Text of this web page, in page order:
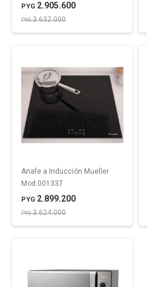
PYG 2.905.600
PYG3.632.000
Anafe a Inducción Mueller
Mod.001337
PYG 2.899.200
PYG3.624.000